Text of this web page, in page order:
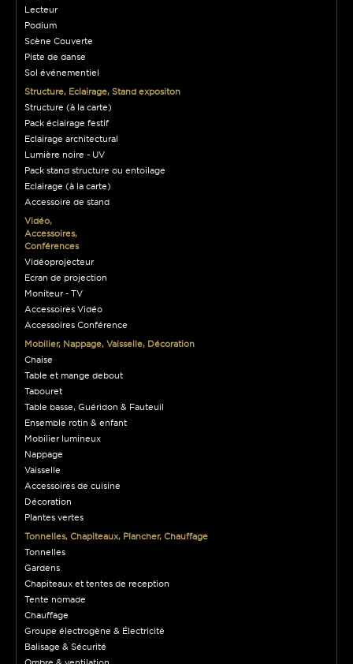
Lecteur
Podium
Scène Couverte
Piste de danse
Sol événementiel
Structure, Eclairage, Stand expositon
Structure (à la carte)
Pack éclairage festif
Eclairage architectural
Lumière noire - UV
Pack stand structure ou entoilage
Eclairage (à la carte)
Accessoire de stand
Vidéo,
Accessoires,
Conférences
Vidéoprojecteur
Ecran de projection
Moniteur - TV
Accessoires Vidéo
Accessoires Conférence
Mobilier, Nappage, Vaisselle, Décoration
Chaise
Table et mange debout
Tabouret
Table basse, Guéridon & Fauteuil
Ensemble rotin & enfant
Mobilier lumineux
Nappage
Vaisselle
Accessoires de cuisine
Décoration
Plantes vertes
Tonnelles, Chapiteaux, Plancher, Chauffage
Tonnelles
Gardens
Chapiteaux et tentes de reception
Tente nomade
Chauffage
Groupe électrogène & Électricité
Balisage & Sécurité